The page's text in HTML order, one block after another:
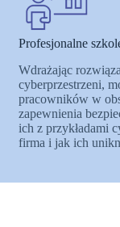
Profesjonalne
Wdrażając
cyberprzestrzeni,
pracowników w
zapewnienia
ich z przykładami
firma i jak ich